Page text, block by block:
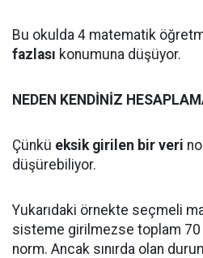
Bu okulda 4 matematik
fazlası konumuna düşüyor.
NEDEN KENDİNİZ
Çünkü eksik girilen bir veri
düşürebiliyor.
Yukarıdaki örnekte seçmeli
sisteme girilmezse toplam
norm. Ancak sınırda olan